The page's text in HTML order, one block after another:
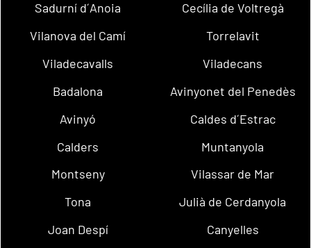
Sadurní d´Anoia
Cecília de Voltregà
Vilanova del Camí
Torrelavit
Viladecavalls
Viladecans
Badalona
Avinyonet del Penedès
Avinyó
Caldes d´Estrac
Calders
Muntanyola
Montseny
Vilassar de Mar
Tona
Julià de Cerdanyola
Joan Despí
Canyelles